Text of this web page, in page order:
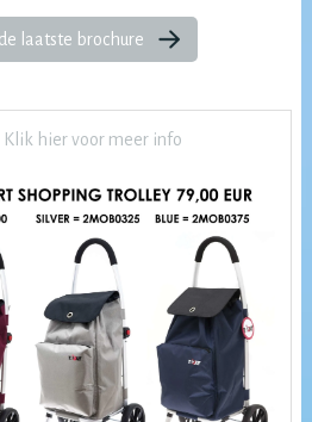
laatste brochure
Klik hier voor meer info